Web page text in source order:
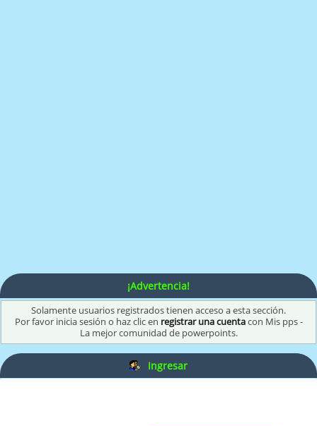
¡Advertencia!
Solamente usuarios registrados tienen acceso a esta sección.
Por favor inicia sesión o haz clic en registrar una cuentacon Mis pps -
La mejor comunidad de powerpoints.
Ingresar